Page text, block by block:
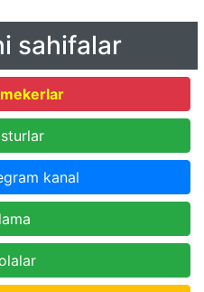
sahifalar
kanal